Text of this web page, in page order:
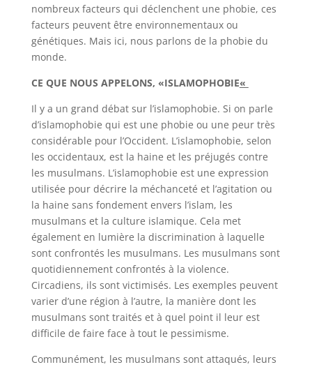
nombreux facteurs qui déclenchent une phobie, ces
facteurs peuvent être environnementaux ou
génétiques. Mais ici, nous parlons de la phobie du
monde.
CE QUE NOUS APPELONS, «ISLAMOPHOBIE«
Il y a un grand débat sur l’islamophobie. Si on parle
d’islamophobie qui est une phobie ou une peur très
considérable pour l’Occident. L’islamophobie, selon
les occidentaux, est la haine et les préjugés contre
les musulmans. L’islamophobie est une expression
utilisée pour décrire la méchanceté et l’agitation ou
la haine sans fondement envers l’islam, les
musulmans et la culture islamique. Cela met
également en lumière la discrimination à laquelle
sont confrontés les musulmans. Les musulmans sont
quotidiennement confrontés à la violence.
Circadiens, ils sont victimisés. Les exemples peuvent
varier d’une région à l’autre, la manière dont les
musulmans sont traités et à quel point il leur est
difficile de faire face à tout le pessimisme.
Communément, les musulmans sont attaqués, leurs